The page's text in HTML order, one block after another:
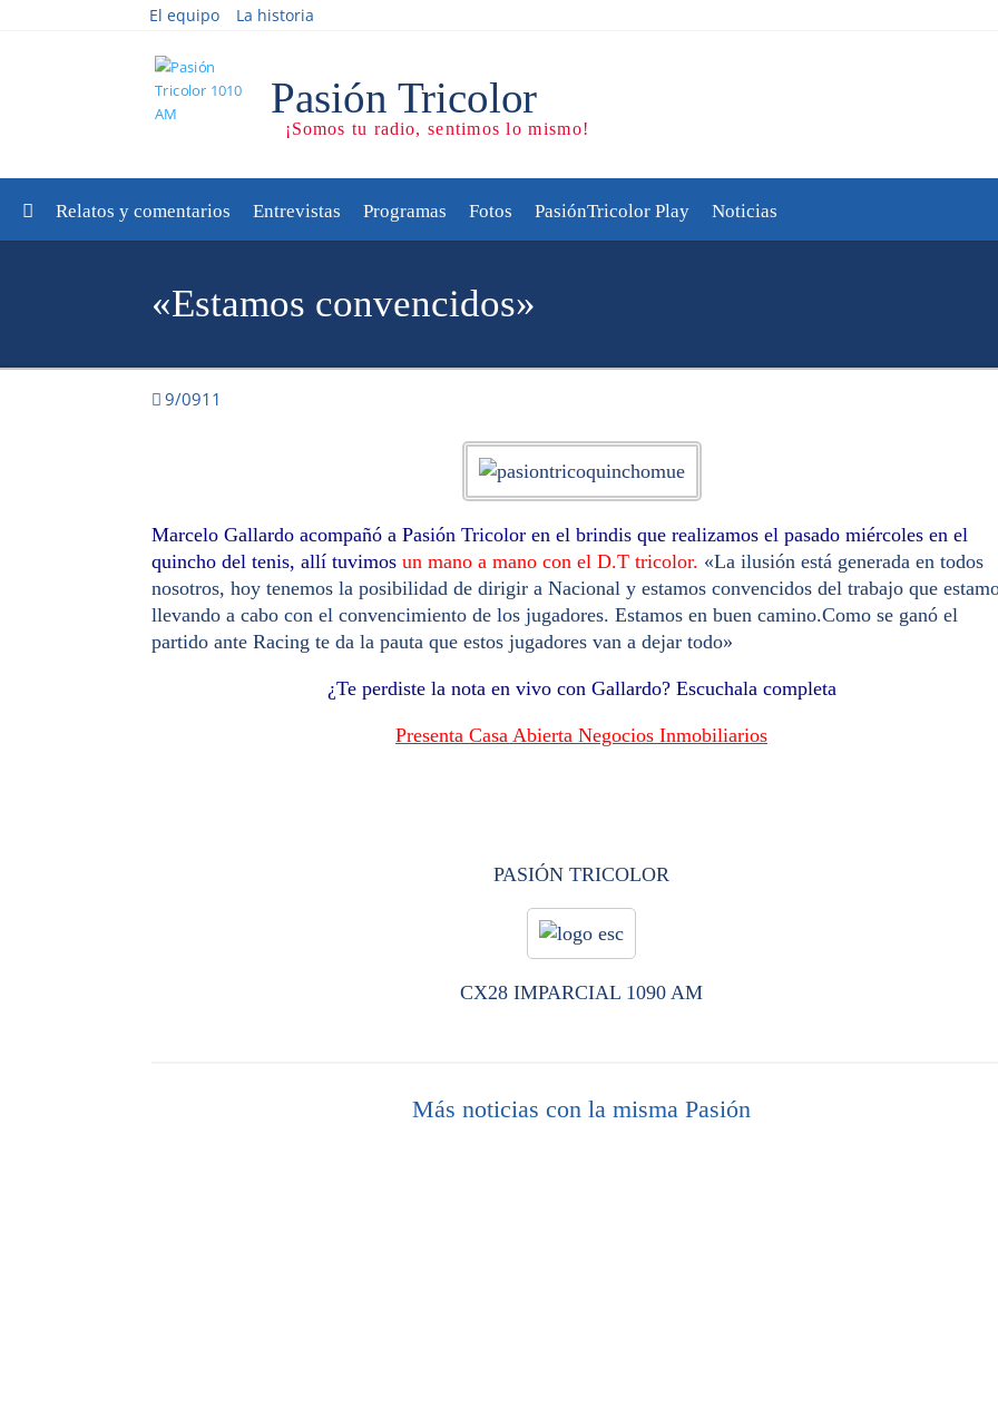
El equipo La historia
Relatos y comentarios Entrevistas Programas Fotos PasiónTricolor Play Noticias
«Estamos convencidos»
9/0911
Marcelo Gallardo acompañó a Pasión Tricolor en el brindis que realizamos el pasado miércoles en el
quincho del tenis, allí tuvimos un mano a mano con el D.T tricolor. «La ilusión está generada en todos
nosotros, hoy tenemos la posibilidad de dirigir a Nacional y estamos convencidos del trabajo que
llevando a cabo con el convencimiento de los jugadores. Estamos en buen camino.Como se ganó el
partido ante Racing te da la pauta que estos jugadores van a dejar todo»
¿Te perdiste la nota en vivo con Gallardo? Escuchala completa
Presenta Casa Abierta Negocios Inmobiliarios
PASIÓN TRICOLOR
CX28 IMPARCIAL 1090 AM
Más noticias con la misma Pasión